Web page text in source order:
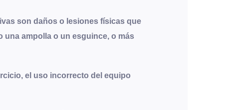
son daños o lesiones físicas que
una ampolla o un esguince, o más
el uso incorrecto del equipo